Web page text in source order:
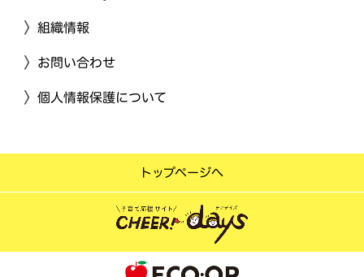
組織情報
お問い合わせ
個人情報保護について
トップページへ